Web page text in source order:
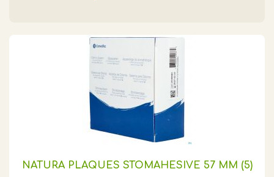
NATURA PLAQUES STOMAHESIVE 57 MM (5)